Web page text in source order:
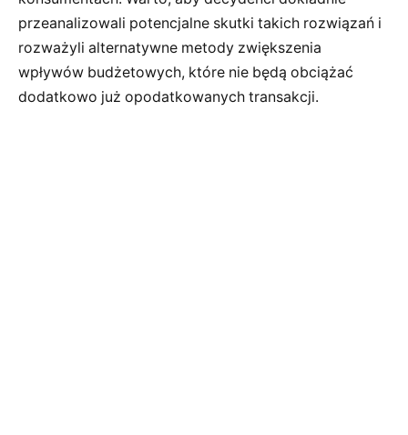
przeanalizowali potencjalne skutki takich rozwiązań i
rozważyli alternatywne metody zwiększenia
wpływów budżetowych, które nie będą obciążać
dodatkowo już opodatkowanych transakcji.